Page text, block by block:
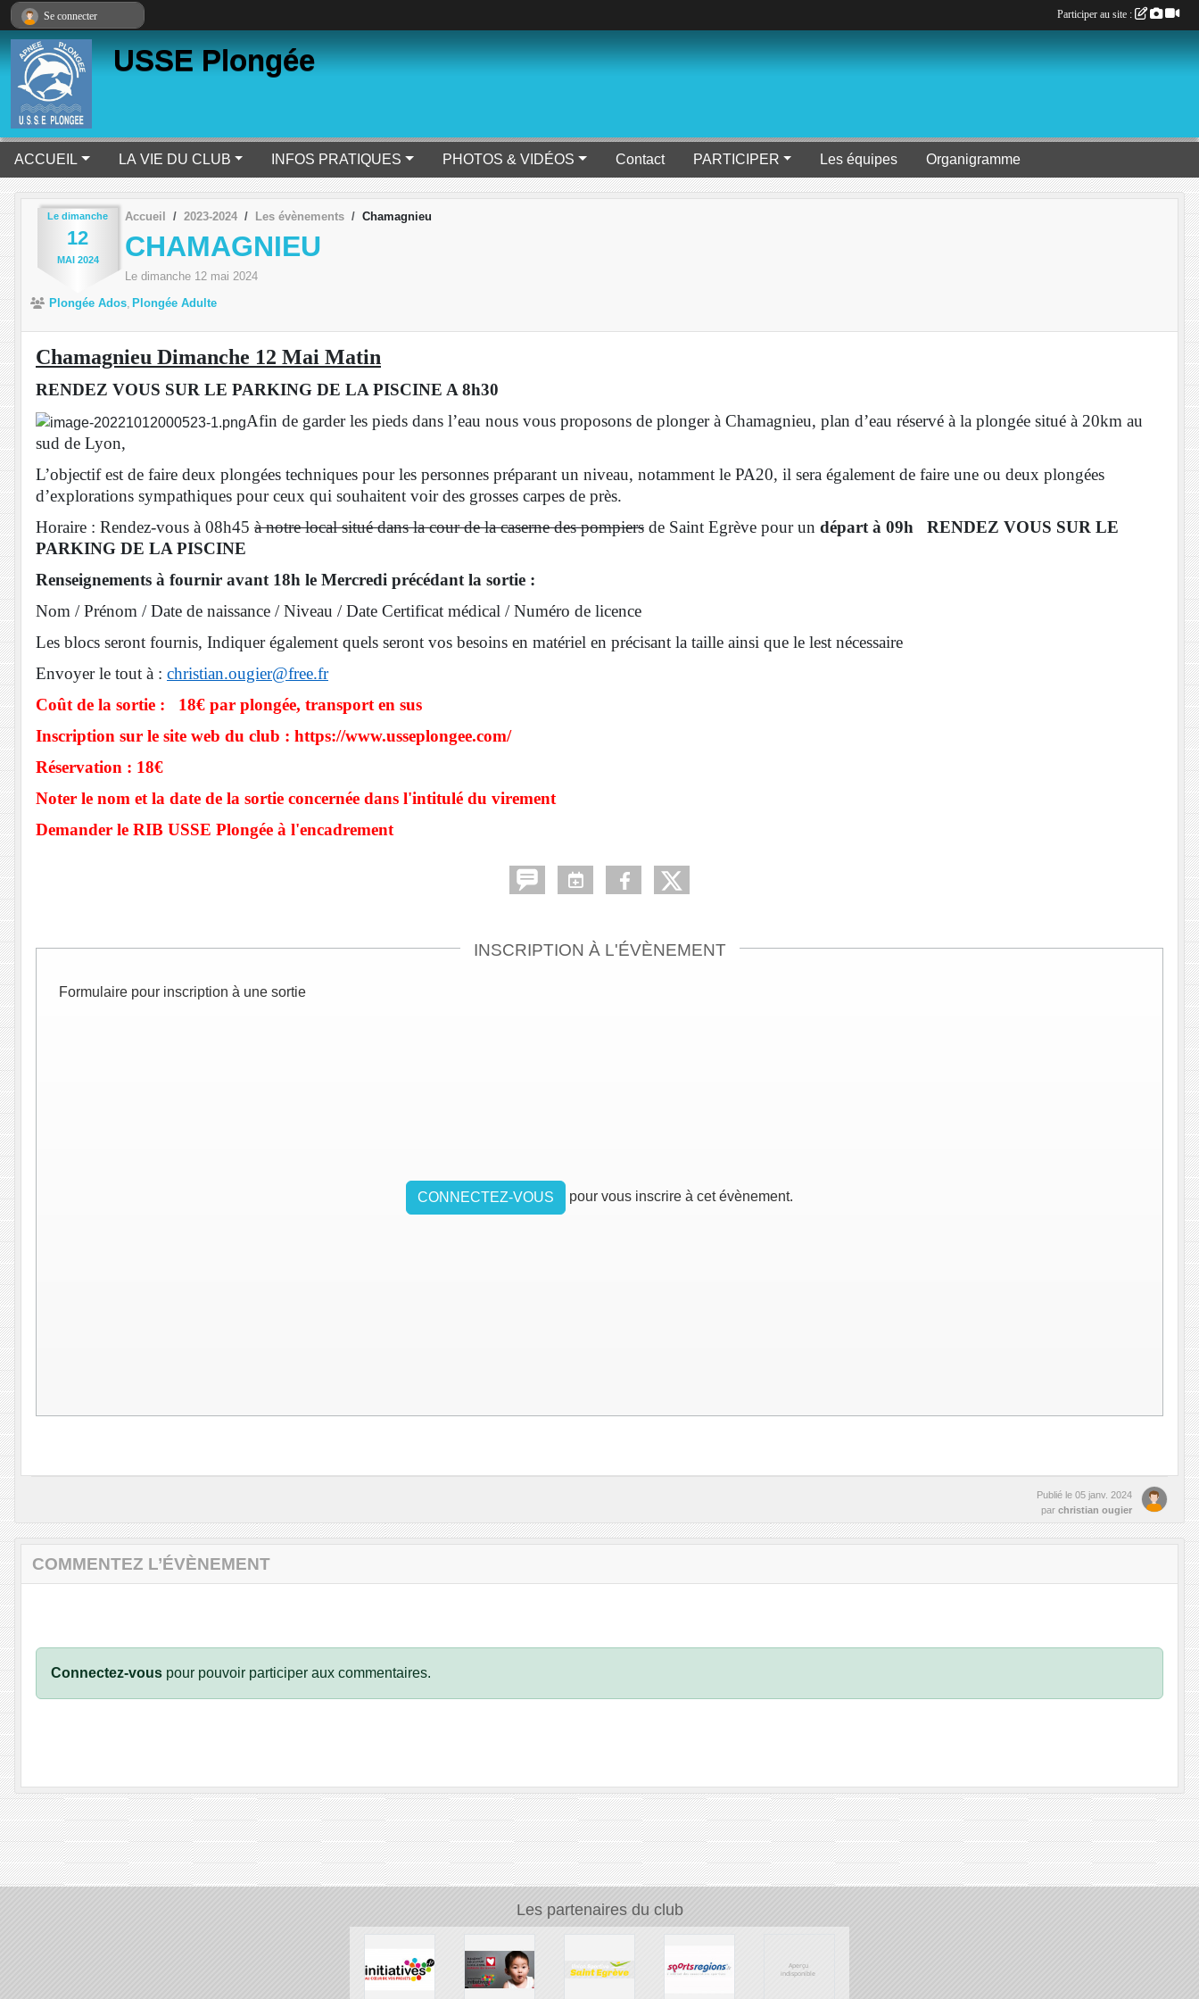
USSE Plongée
ACCUEIL LA VIE DU CLUB INFOS PRATIQUES PHOTOS & VIDÉOS Contact PARTICIPER Les équipes Organigramme
Le dimanche
12
MAI 2024
Accueil 2023-2024 Les évènements Chamagnieu
CHAMAGNIEU
Le dimanche 12 mai 2024
Plongée Ados Plongée Adulte
Chamagnieu Dimanche 12 Mai Matin
RENDEZ VOUS SUR LE PARKING DE LA PISCINE A 8h30
Afin de garder les pieds dans l’eau nous vous proposons de plonger à Chamagnieu, plan d’eau réservé à la plongée situé à 20km au
sud de Lyon,
L’objectif est de faire deux plongées techniques pour les personnes préparant un niveau, notamment le PA20, il sera également de faire une ou deux plongées
d’explorations sympathiques pour ceux qui souhaitent voir des grosses carpes de près.
Horaire : Rendez-vous à 08h45 à notre local situé dans la cour de la caserne des pompiers de Saint Egrève pour un départ à 09h RENDEZ VOUS SUR LE
PARKING DE LA PISCINE
Renseignements à fournir avant 18h le Mercredi précédant la sortie :
Nom / Prénom / Date de naissance / Niveau / Date Certificat médical / Numéro de licence
Les blocs seront fournis, Indiquer également quels seront vos besoins en matériel en précisant la taille ainsi que le lest nécessaire
Envoyer le tout à : christian.ougier@free.fr
Coût de la sortie : 18€ par plongée, transport en sus
Inscription sur le site web du club : https://www.usseplongee.com/
Réservation : 18€
Noter le nom et la date de la sortie concernée dans l'intitulé du virement
Demander le RIB USSE Plongée à l'encadrement
INSCRIPTION À L'ÉVÈNEMENT
Formulaire pour inscription à une sortie
CONNECTEZ-VOUS pour vous inscrire à cet évènement.
Publié le 05 janv. 2024
par christian ougier
COMMENTEZ L’ÉVÈNEMENT
Connectez-vous pour pouvoir participer aux commentaires.
Les partenaires du club
Se connecter Participer au site :
Panneau de gestion des cookies